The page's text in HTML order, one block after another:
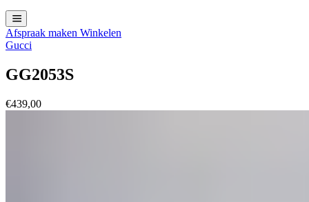
Afspraak maken Winkelen
Gucci
GG2053S
€439,00